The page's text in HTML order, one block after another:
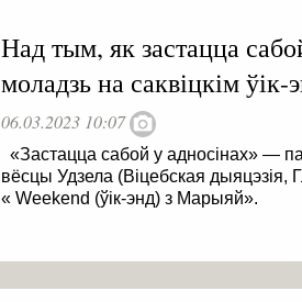
Над тым, як застацца
моладзь на саквіцкім
06.03.2023 10:07
«Застацца сабой у адносінах» —
вёсцы Удзела (Віцебская дыяцэзія,
« Weekend (ўік-энд) з Марыяй».